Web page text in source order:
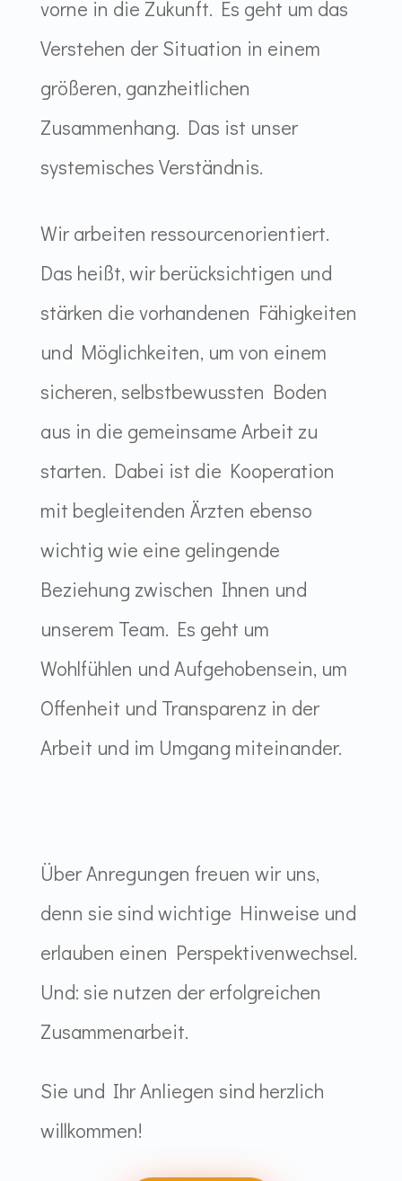
vorne in die Zukunft. Es geht um das
Verstehen der Situation in einem
größeren, ganzheitlichen
Zusammenhang. Das ist unser
systemisches Verständnis.
Wir arbeiten ressourcenorientiert.
Das heißt, wir berücksichtigen und
stärken die vorhandenen Fähigkeiten
und Möglichkeiten, um von einem
sicheren, selbstbewussten Boden
aus in die gemeinsame Arbeit zu
starten. Dabei ist die Kooperation
mit begleitenden Ärzten ebenso
wichtig wie eine gelingende
Beziehung zwischen Ihnen und
unserem Team. Es geht um
Wohlfühlen und Aufgehobensein, um
Offenheit und Transparenz in der
Arbeit und im Umgang miteinander.
Über Anregungen freuen wir uns,
denn sie sind wichtige Hinweise und
erlauben einen Perspektivenwechsel.
Und: sie nutzen der erfolgreichen
Zusammenarbeit.
Sie und Ihr Anliegen sind herzlich
willkommen!